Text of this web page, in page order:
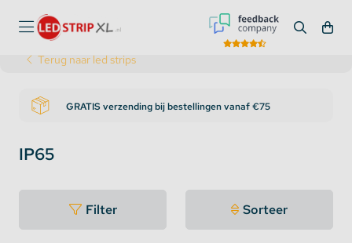
Terug naar led strips
GRATIS verzending bij bestellingen vanaf €75
IP65
Filter Sorteer